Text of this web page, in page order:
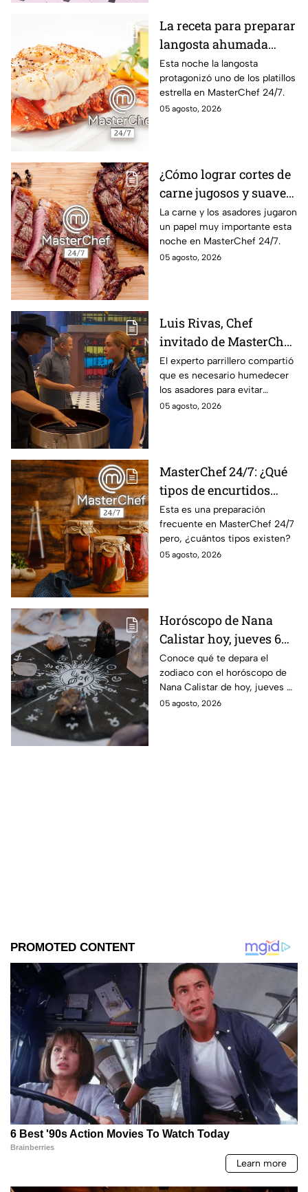
La receta para preparar
langosta ahumada
como en MasterChef
24/7
Esta noche la langosta
protagonizó uno de los platillos
estrella en MasterChef 24/7.
05 agosto, 2026
¿Cómo lograr cortes de
carne jugosos y suaves
al estilo MasterChef
24/7?
La carne y los asadores jugaron
un papel muy importante esta
noche en MasterChef 24/7.
05 agosto, 2026
Luis Rivas, Chef
invitado de MasterChef
24/7 destaca la
importancia del agua
para la preparación de
cualquier asado
El experto parrillero compartió
que es necesario humedecer
los asadores para evitar
accidentes
05 agosto, 2026
MasterChef 24/7: ¿Qué
tipos de encurtidos
hay?
Esta es una preparación
frecuente en MasterChef 24/7
pero, ¿cuántos tipos existen?
05 agosto, 2026
Horóscopo de Nana
Calistar hoy, jueves 6
de agosto: a estos
signos se les abren las
puertas del dinero
Conoce qué te depara el
zodiaco con el horóscopo de
Nana Calistar de hoy, jueves 6
de agosto. ¿Será dinero o
05 agosto, 2026